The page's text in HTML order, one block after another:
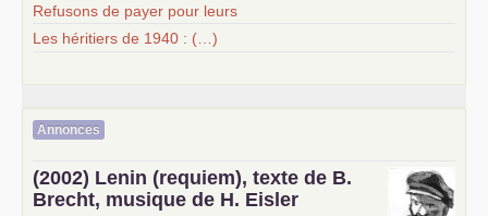
Refusons de payer pour leurs
Les héritiers de 1940 : (…)
Annonces
(2002) Lenin (requiem), texte de B.
Brecht, musique de H. Eisler